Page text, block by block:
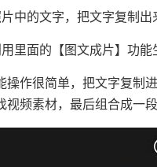
中的文字，把文字复制出
里面的【图文成片】功能
操作很简单，把文字复制
视频素材，最后组合成一段